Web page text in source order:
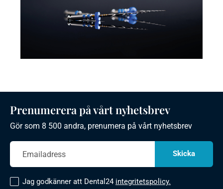
Prenumerera på vårt nyhetsbrev
Gör som 8 500 andra, prenumera på vårt nyhetsbrev
Jag godkänner att Dental24 integritetspolicy.